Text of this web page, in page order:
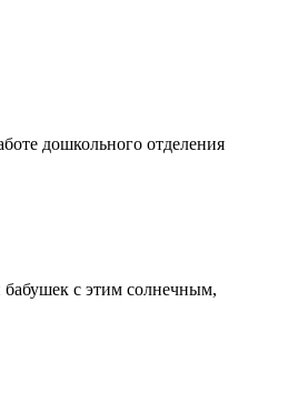
дошкольного отделения
с этим солнечным,